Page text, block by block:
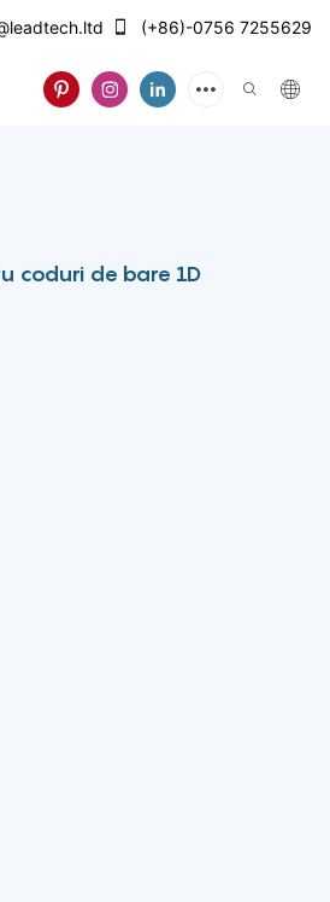
(+86)-0756 7255629
coduri de bare 1D